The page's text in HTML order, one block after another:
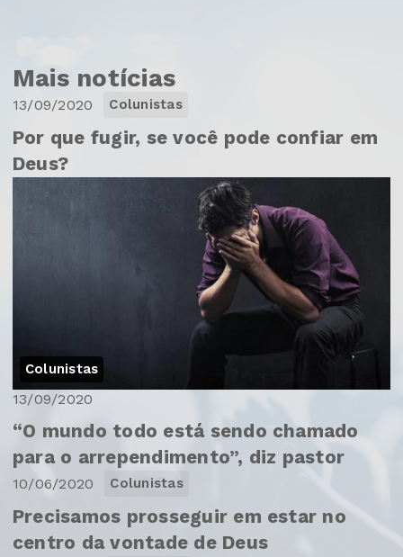
Mais notícias
Colunistas
13/09/2020
Por que fugir, se você pode confiar em
Deus?
Colunistas
13/09/2020
“O mundo todo está sendo chamado
para o arrependimento”, diz pastor
Colunistas
10/06/2020
Precisamos prosseguir em estar no
centro da vontade de Deus